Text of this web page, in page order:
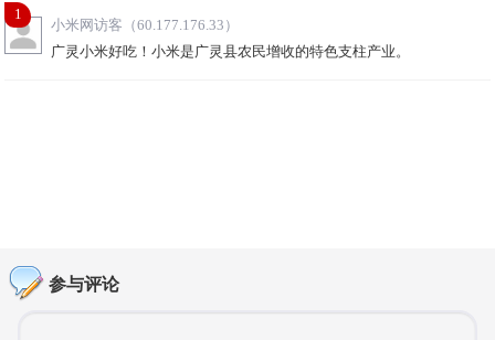
小米网访客（60.177.176.33）
广灵小米好吃！小米是广灵县农民增收的特色支柱产业。
1
参与评论